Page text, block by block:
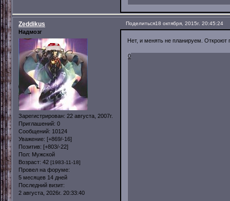
Поделиться18 октября, 2015г. 20:45:24
Zeddikus
Надмозг
Зарегистрирован: 22 августа, 2007г.
Приглашений: 0
Сообщений: 10124
Уважение: [+869/-16]
Позитив: [+803/-22]
Пол: Мужской
Возраст: 42 [1983-11-18]
Провел на форуме:
5 месяцев 14 дней
Последний визит:
2 августа, 2026г. 20:33:40
Нет, и менять не планируем. Откроют
0